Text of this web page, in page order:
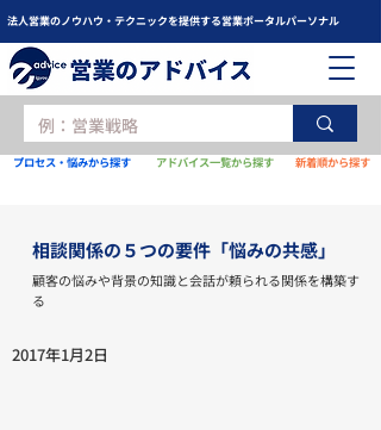
法人営業のノウハウ・テクニックを提供する営業ポータルパーソナル
プロセス・悩みから探す アドバイス一覧から探す 新着順から探す
相談関係の５つの要件「悩みの共感」
顧客の悩みや背景の知識と会話が頼られる関係を構築す
る
2017年1月2日